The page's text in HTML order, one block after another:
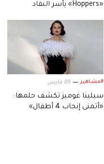
«Hoppers» يأسر النقاد
#مشاهير 05 مارس
سيلينا غوميز تكشف حلمها:
«أتمنى إنجاب 4 أطفال»